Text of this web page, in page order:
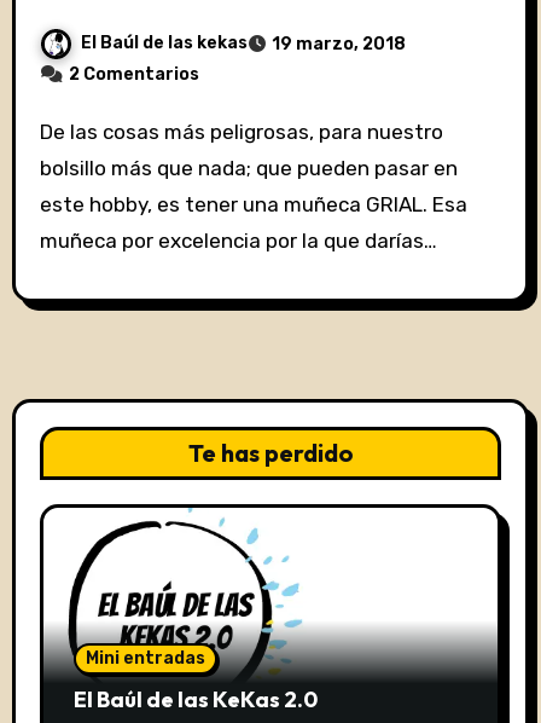
El Baúl de las kekas
19 marzo, 2018
2 Comentarios
De las cosas más peligrosas, para nuestro
bolsillo más que nada; que pueden pasar en
este hobby, es tener una muñeca GRIAL. Esa
muñeca por excelencia por la que darías…
Te has perdido
Mini entradas
El Baúl de las KeKas 2.0